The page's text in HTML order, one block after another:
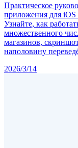
Практическое
приложения для
Узнайте, как
множественного
магазинов,
наполовину
2026/3/14